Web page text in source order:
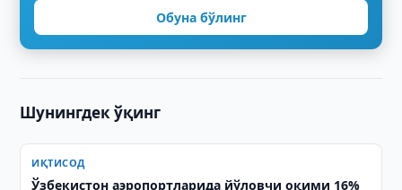
Обуна бўлинг
Шунингдек ўқинг
ИҚТИСОД
Ўзбекистон аэропортларида йўловчи оқими 16%